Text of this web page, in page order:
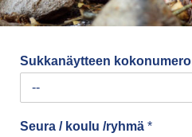
Sukkanäytteen kokonumero
Seura / koulu /ryhmä *